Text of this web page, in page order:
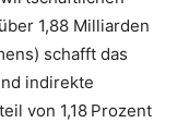
1,88 Milliarden
schafft das
indirekte
von 1,18 Prozent